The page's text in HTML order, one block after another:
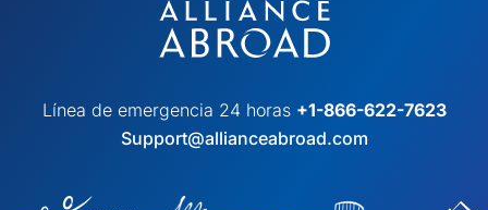
Línea de emergencia 24 horas +1-866-622-7623
Support@allianceabroad.com